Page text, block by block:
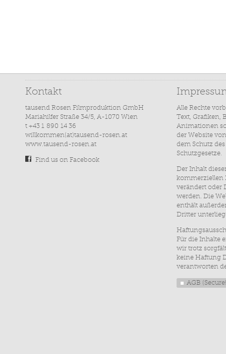
Kontakt
tausend Rosen Filmproduktion GmbH
Mariahilfer Straße 34/5, A-1070 Wien
t +43 1 890 14 36
willkommen(at)tausend-rosen.at
www.tausend-rosen.at
Find us on Facebook
Alle Rechte
Text, Grafiken,
Animationen
der Website
dem Schutz
Schutzgesetze.
Der Inhalt
kommerziellen
verändert oder
werden. Die
enthält
Dritter
Für die Inhalte
wir trotz
keine Haftung
verantworten
AGB